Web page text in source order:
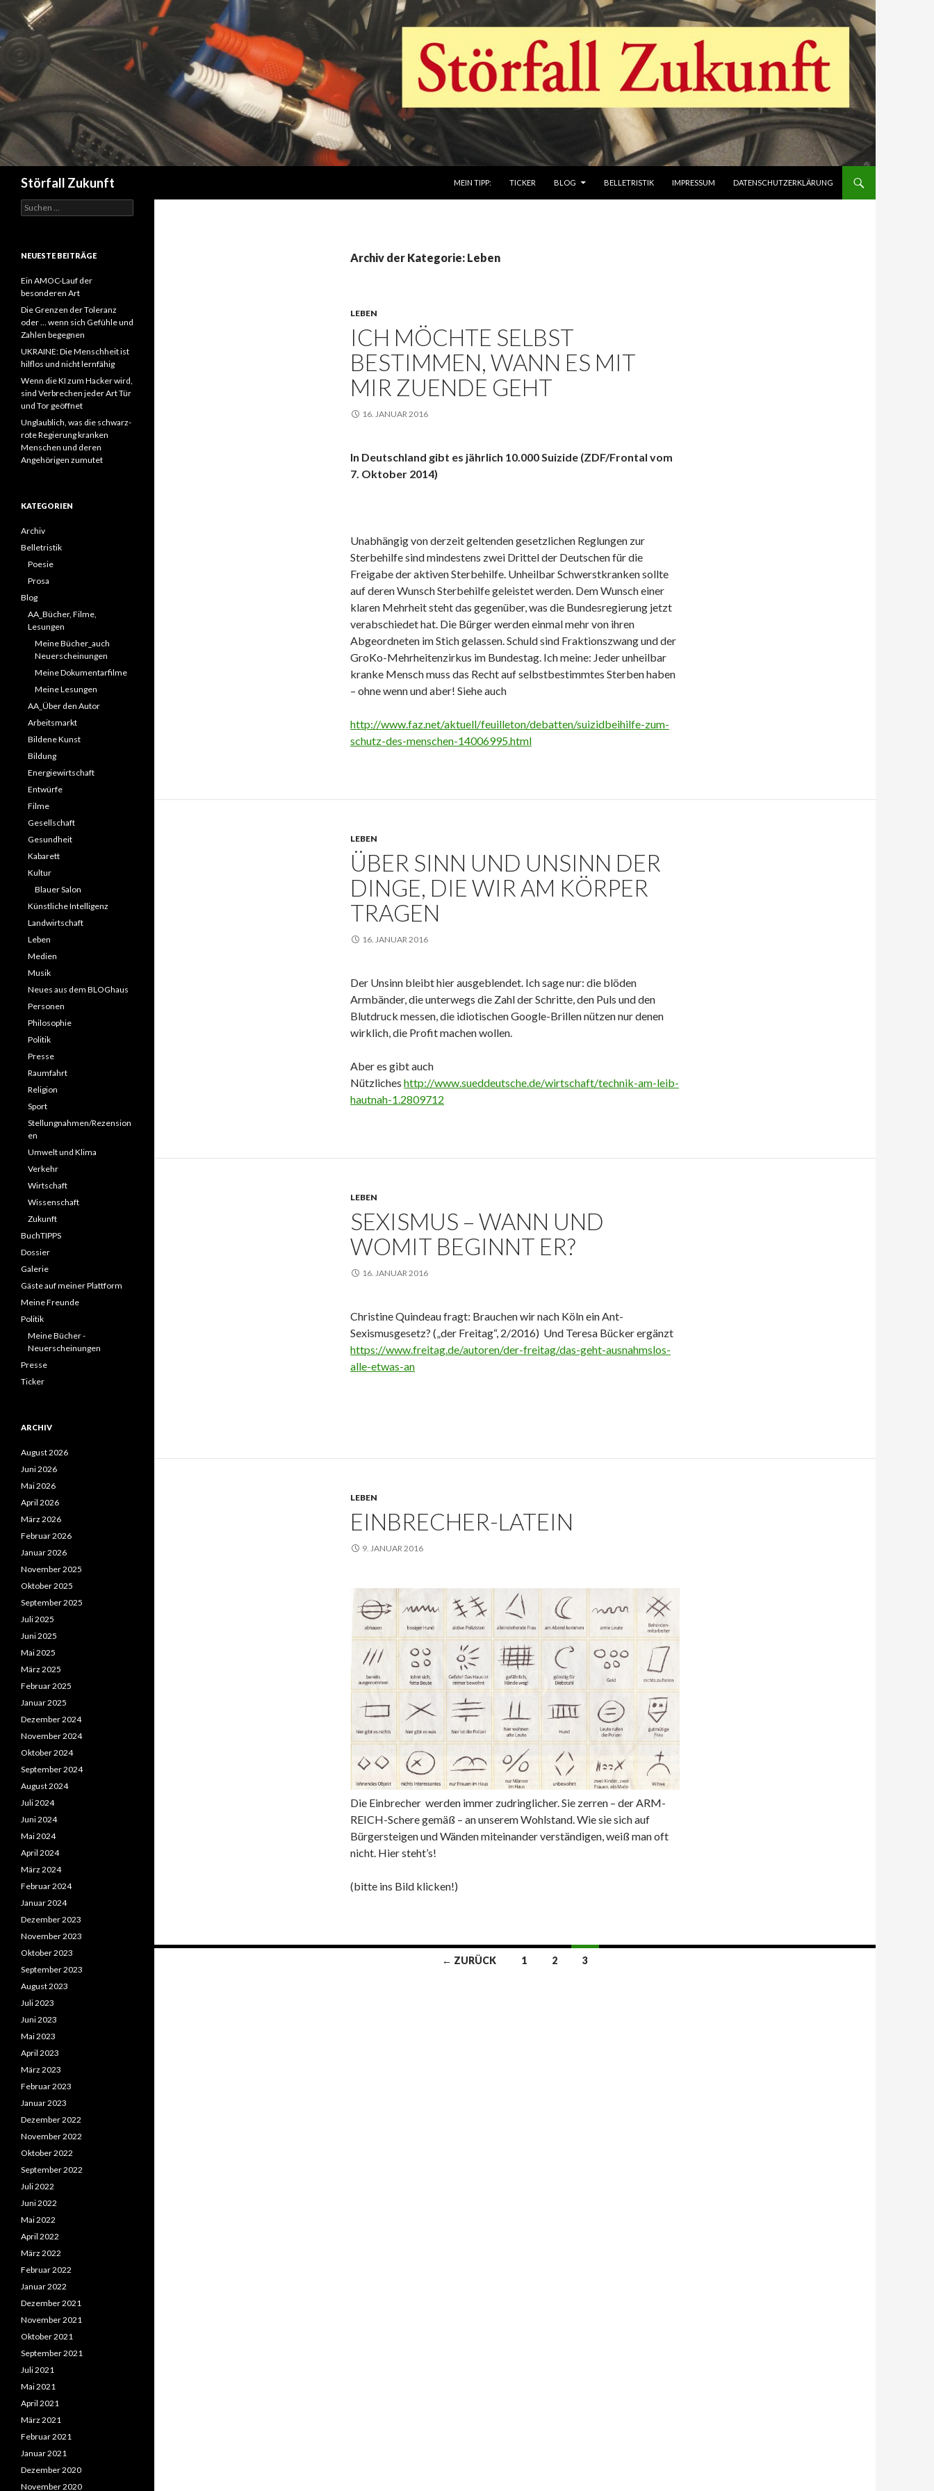
Störfall Zukunft
MEIN TIPP:
TICKER BLOG BELLETRISTIK IMPRESSUM DATENSCHUTZERKLÄRUNG
Archiv der Kategorie: Leben
LEBEN
ICH MÖCHTE SELBST
BESTIMMEN, WANN ES MIT
MIR ZUENDE GEHT
16. JANUAR 2016
In Deutschland gibt es jährlich 10.000 Suizide (ZDF/Frontal vom
7. Oktober 2014)
Unabhängig von derzeit geltenden gesetzlichen Reglungen zur
Sterbehilfe sind mindestens zwei Drittel der Deutschen für die
Freigabe der aktiven Sterbehilfe. Unheilbar Schwerstkranken sollte
auf deren Wunsch Sterbehilfe geleistet werden. Dem Wunsch einer
klaren Mehrheit steht das gegenüber, was die Bundesregierung jetzt
verabschiedet hat. Die Bürger werden einmal mehr von ihren
Abgeordneten im Stich gelassen. Schuld sind Fraktionszwang und der
GroKo-Mehrheitenzirkus im Bundestag. Ich meine: Jeder unheilbar
kranke Mensch muss das Recht auf selbstbestimmtes Sterben haben
– ohne wenn und aber! Siehe auch
http://www.faz.net/aktuell/feuilleton/debatten/suizidbeihilfe-zum-
schutz-des-menschen-14006995.html
LEBEN
ÜBER SINN UND UNSINN DER
DINGE, DIE WIR AM KÖRPER
TRAGEN
16. JANUAR 2016
Der Unsinn bleibt hier ausgeblendet. Ich sage nur: die blöden
Armbänder, die unterwegs die Zahl der Schritte, den Puls und den
Blutdruck messen, die idiotischen Google-Brillen nützen nur denen
wirklich, die Profit machen wollen.
Aber es gibt auch
Nützliches http://www.sueddeutsche.de/wirtschaft/technik-am-leib-
hautnah-1.2809712
LEBEN
SEXISMUS – WANN UND
WOMIT BEGINNT ER?
16. JANUAR 2016
Christine Quindeau fragt: Brauchen wir nach Köln ein Ant-
Sexismusgesetz? („der Freitag“, 2/2016) Und Teresa Bücker ergänzt
https://www.freitag.de/autoren/der-freitag/das-geht-ausnahmslos-
alle-etwas-an
LEBEN
EINBRECHER-LATEIN
9. JANUAR 2016
Die Einbrecher werden immer zudringlicher. Sie zerren – der ARM-
REICH-Schere gemäß – an unserem Wohlstand. Wie sie sich auf
Bürgersteigen und Wänden miteinander verständigen, weiß man oft
nicht. Hier steht’s!
(bitte ins Bild klicken!)
← ZURÜCK 1 2 3
Suchen
nach:
NEUESTE BEITRÄGE
Ein AMOC-Lauf der
besonderen Art
Die Grenzen der Toleranz
oder … wenn sich Gefühle und
Zahlen begegnen
UKRAINE: Die Menschheit ist
hilflos und nicht lernfähig
Wenn die KI zum Hacker wird,
sind Verbrechen jeder Art Tür
und Tor geöffnet
Unglaublich, was die schwarz-
rote Regierung kranken
Menschen und deren
Angehörigen zumutet
KATEGORIEN
Archiv
Belletristik
Poesie
Prosa
Blog
AA_Bücher, Filme,
Lesungen
Meine Bücher_auch
Neuerscheinungen
Meine Dokumentarfilme
Meine Lesungen
AA_Über den Autor
Arbeitsmarkt
Bildene Kunst
Bildung
Energiewirtschaft
Entwürfe
Filme
Gesellschaft
Gesundheit
Kabarett
Kultur
Blauer Salon
Künstliche Intelligenz
Landwirtschaft
Leben
Medien
Musik
Neues aus dem BLOGhaus
Personen
Philosophie
Politik
Presse
Raumfahrt
Religion
Sport
Stellungnahmen/Rezension
en
Umwelt und Klima
Verkehr
Wirtschaft
Wissenschaft
Zukunft
BuchTIPPS
Dossier
Galerie
Gäste auf meiner Plattform
Meine Freunde
Politik
Meine Bücher -
Neuerscheinungen
Presse
Ticker
ARCHIV
August 2026
Juni 2026
Mai 2026
April 2026
März 2026
Februar 2026
Januar 2026
November 2025
Oktober 2025
September 2025
Juli 2025
Juni 2025
Mai 2025
März 2025
Februar 2025
Januar 2025
Dezember 2024
November 2024
Oktober 2024
September 2024
August 2024
Juli 2024
Juni 2024
Mai 2024
April 2024
März 2024
Februar 2024
Januar 2024
Dezember 2023
November 2023
Oktober 2023
September 2023
August 2023
Juli 2023
Juni 2023
Mai 2023
April 2023
März 2023
Februar 2023
Januar 2023
Dezember 2022
November 2022
Oktober 2022
September 2022
Juli 2022
Juni 2022
Mai 2022
April 2022
März 2022
Februar 2022
Januar 2022
Dezember 2021
November 2021
Oktober 2021
September 2021
Juli 2021
Mai 2021
April 2021
März 2021
Februar 2021
Januar 2021
Dezember 2020
November 2020